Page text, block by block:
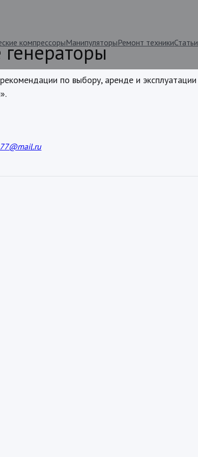
компрессорыМанипуляторыРемонт техникиСтатьи
по выбору, аренде и эксплуатации